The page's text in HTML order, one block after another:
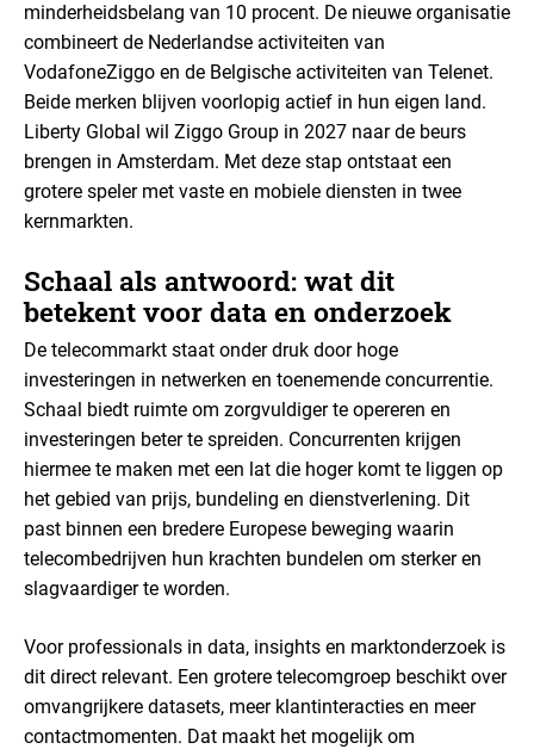
minderheidsbelang van 10 procent. De nieuwe organisatie
combineert de Nederlandse activiteiten van
VodafoneZiggo en de Belgische activiteiten van Telenet.
Beide merken blijven voorlopig actief in hun eigen land.
Liberty Global wil Ziggo Group in 2027 naar de beurs
brengen in Amsterdam. Met deze stap ontstaat een
grotere speler met vaste en mobiele diensten in twee
kernmarkten.
Schaal als antwoord: wat dit
betekent voor data en onderzoek
De telecommarkt staat onder druk door hoge
investeringen in netwerken en toenemende concurrentie.
Schaal biedt ruimte om zorgvuldiger te opereren en
investeringen beter te spreiden. Concurrenten krijgen
hiermee te maken met een lat die hoger komt te liggen op
het gebied van prijs, bundeling en dienstverlening. Dit
past binnen een bredere Europese beweging waarin
telecombedrijven hun krachten bundelen om sterker en
slagvaardiger te worden.
Voor professionals in data, insights en marktonderzoek is
dit direct relevant. Een grotere telecomgroep beschikt over
omvangrijkere datasets, meer klantinteracties en meer
contactmomenten. Dat maakt het mogelijk om